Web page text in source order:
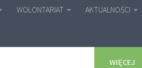
WOLONTARIAT AKTUALNOŚCI
WIĘCEJ